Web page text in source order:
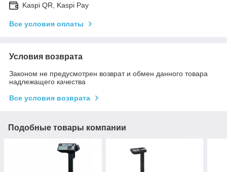
Kaspi QR, Kaspi Pay
Все условия оплаты
Условия возврата
Законом не предусмотрен возврат и обмен данного товара
надлежащего качества
Все условия возврата
Подобные товары компании